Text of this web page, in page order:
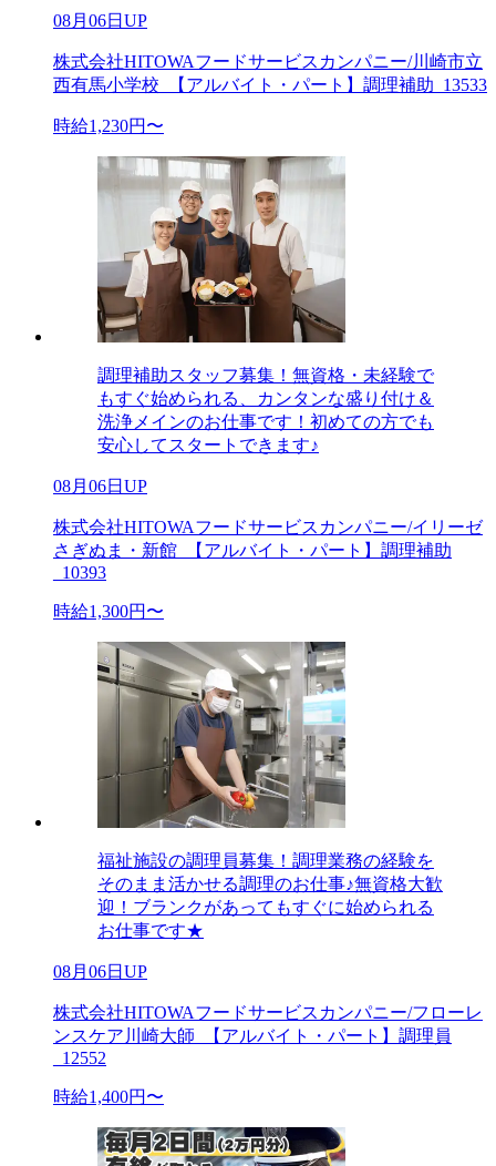
08月06日UP
株式会社HITOWAフードサービスカンパニー/川崎市立
西有馬小学校_【アルバイト・パート】調理補助_13533
時給1,230円〜
調理補助スタッフ募集！無資格・未経験で
もすぐ始められる、カンタンな盛り付け＆
洗浄メインのお仕事です！初めての方でも
安心してスタートできます♪
08月06日UP
株式会社HITOWAフードサービスカンパニー/イリーゼ
さぎぬま・新館_【アルバイト・パート】調理補助
_10393
時給1,300円〜
福祉施設の調理員募集！調理業務の経験を
そのまま活かせる調理のお仕事♪無資格大歓
迎！ブランクがあってもすぐに始められる
お仕事です★
08月06日UP
株式会社HITOWAフードサービスカンパニー/フローレ
ンスケア川崎大師_【アルバイト・パート】調理員
_12552
時給1,400円〜